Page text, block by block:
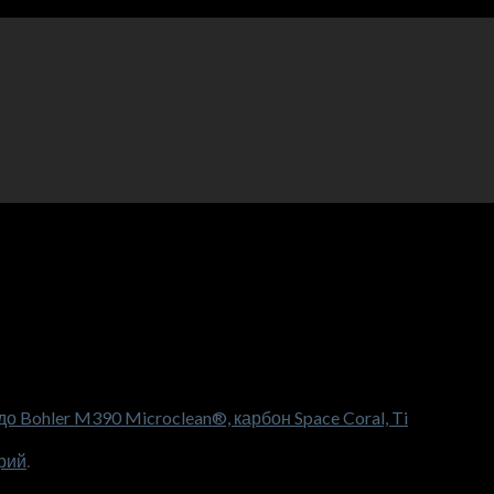
Bohler M390 Microclean®, карбон Space Coral, Ti
.